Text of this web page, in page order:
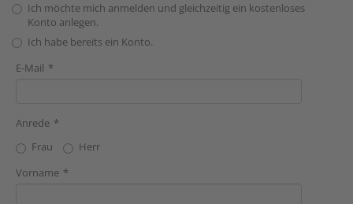
Ich möchte mich anmelden und gleichzeitig ein kostenloses
Konto anlegen.
Ich habe bereits ein Konto.
E-Mail
Anrede
Frau
Herr
Vorname